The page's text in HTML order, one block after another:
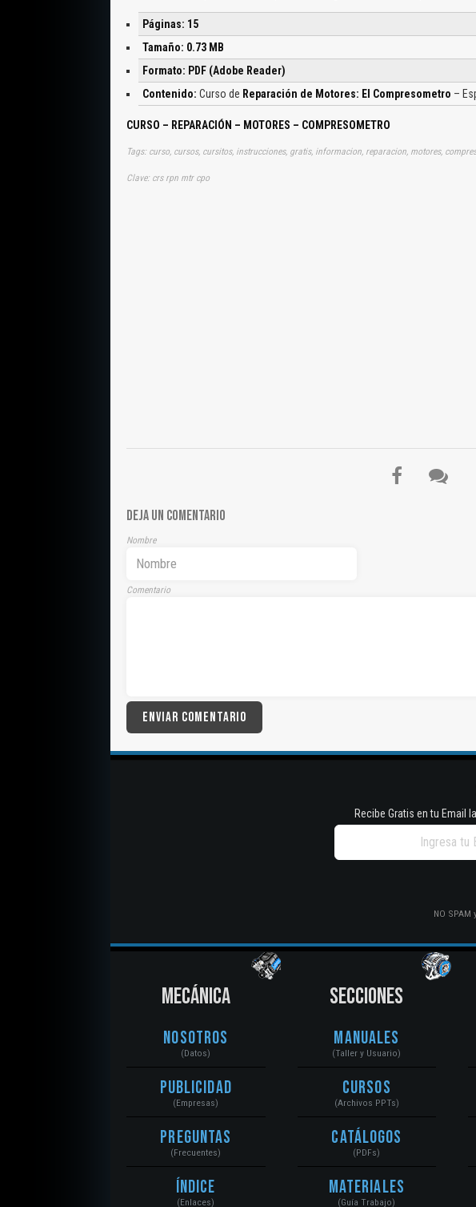
Páginas: 15
Tamaño: 0.73 MB
Formato: PDF (Adobe Reader)
Contenido: Curso de Reparación de Motores: El Compresometro –
CURSO – REPARACIÓN – MOTORES – COMPRESOMETRO
Tags: curso, cursos, cursitos, instrucciones, gratis, informacion, reparacion, motores,
Clave: crs rpn mtr cpo
DEJA UN COMENTARIO
Nombre
Comentario
Recibe Gratis en tu Email
NO
MECÁNICA
Nosotros
(Datos)
Publicidad
(Empresas)
Preguntas
(Frecuentes)
Índice
(Enlaces)
SECCIONES
Manuales
(Taller y Usuario)
Cursos
(Archivos PPTs)
Catálogos
(PDFs)
Materiales
(Guía Trabajo)